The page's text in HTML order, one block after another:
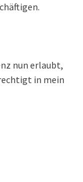
nun erlaubt,
in mein